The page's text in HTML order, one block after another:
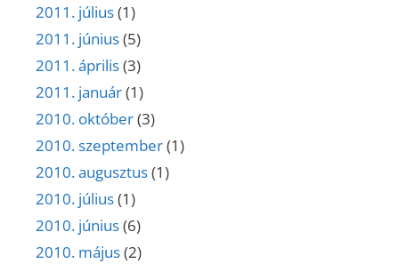
2011. július(1)
2011. június(5)
2011. április(3)
2011. január(1)
2010. október(3)
2010. szeptember(1)
2010. augusztus(1)
2010. július(1)
2010. június(6)
2010. május(2)